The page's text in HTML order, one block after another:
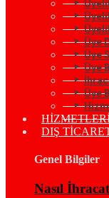
Üye
Üye
Üye
Üye
DIŞ
Genel Bilgiler
Nasıl